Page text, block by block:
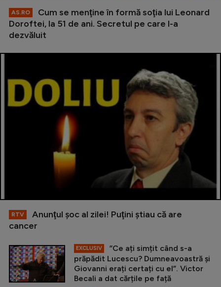
AS.RO
Cum se menţine în formă soţia lui Leonard
Doroftei, la 51 de ani. Secretul pe care l-a
dezvăluit
RTV
Anunţul şoc al zilei! Puţini ştiau că are
cancer
EXCLUSIV
”Ce ați simțit când s-a
prăpădit Lucescu? Dumneavoastră și
Giovanni erați certați cu el”. Victor
Becali a dat cărțile pe față